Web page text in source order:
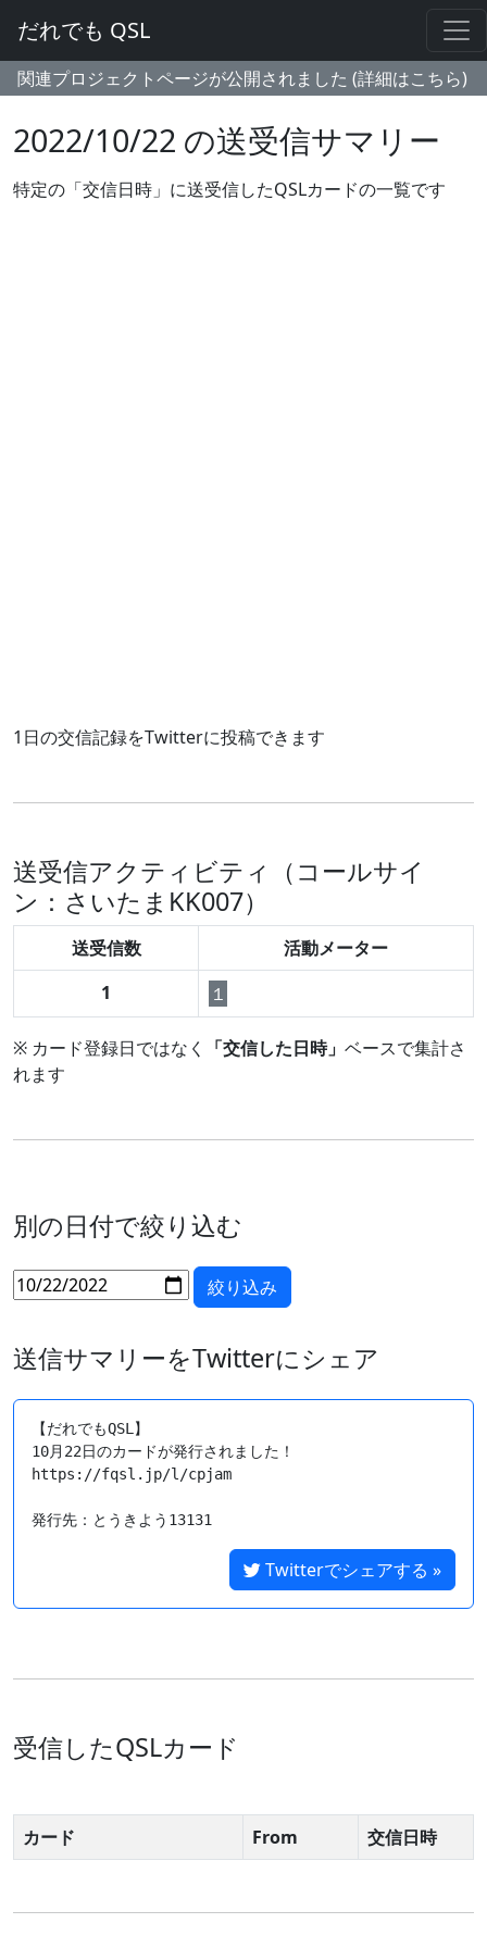
だれでも QSL
関連プロジェクトページが公開されました (詳細はこちら)
2022/10/22 の送受信サマリー
特定の「交信日時」に送受信したQSLカードの一覧です
1日の交信記録をTwitterに投稿できます
送受信アクティビティ（コールサイ
ン：さいたまKK007）
送受信数
活動メーター
1
１
※ カード登録日ではなく 「交信した日時」 ベースで集計さ
れます
別の日付で絞り込む
送信サマリーをTwitterにシェア
【だれでもQSL】
10月22日のカードが発行されました！
https://fqsl.jp/l/cpjam
Twitterでシェアする »
受信したQSLカード
カード From 交信日時